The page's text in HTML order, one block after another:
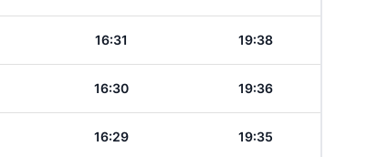
16:31 19:38
16:30 19:36
16:29 19:35